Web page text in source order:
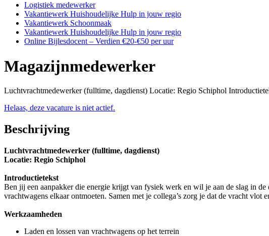
Logistiek medewerker
Vakantiewerk Huishoudelijke Hulp in jouw regio
Vakantiewerk Schoonmaak
Vakantiewerk Huishoudelijke Hulp in jouw regio
Online Bijlesdocent – Verdien €20-€50 per uur
Magazijnmedewerker
Luchtvrachtmedewerker (fulltime, dagdienst) Locatie: Regio Schiphol
Helaas, deze vacature is niet actief.
Beschrijving
Luchtvrachtmedewerker (fulltime, dagdienst)
Locatie: Regio Schiphol
Introductietekst
Ben jij een aanpakker die energie krijgt van fysiek werk en wil je aan de slag in
vrachtwagens elkaar ontmoeten. Samen met je collega’s zorg je dat de vracht
Werkzaamheden
Laden en lossen van vrachtwagens op het terrein